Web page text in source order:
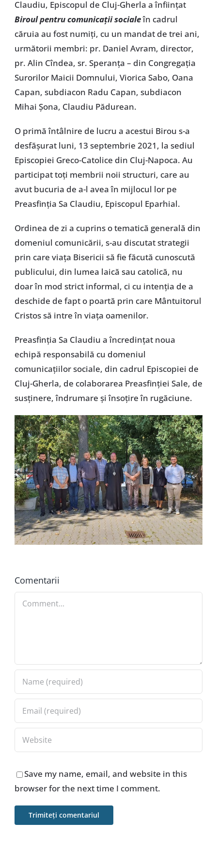
Claudiu, Episcopul de Cluj-Gherla a înființat
Biroul pentru comunicații socialeîn cadrul
căruia au fost numiți, cu un mandat de trei ani,
următorii membri: pr. Daniel Avram, director,
pr. Alin Cîndea, sr. Speranța – din Congregația
Surorilor Maicii Domnului, Viorica Sabo, Oana
Capan, subdiacon Radu Capan, subdiacon
Mihai Șona, Claudiu Pădurean.
O primă întâlnire de lucru a acestui Birou s-a
desfășurat luni, 13 septembrie 2021, la sediul
Episcopiei Greco-Catolice din Cluj-Napoca. Au
participat toți membrii noii structuri, care au
avut bucuria de a-l avea în mijlocul lor pe
Preasfinția Sa Claudiu, Episcopul Eparhial.
Ordinea de zi a cuprins o tematică generală din
domeniul comunicării, s-au discutat strategii
prin care viața Bisericii să fie făcută cunoscută
publicului, din lumea laică sau catolică, nu
doar în mod strict informal, ci cu intenția de a
deschide de fapt o poartă prin care Mântuitorul
Cristos să intre în viața oamenilor.
Preasfinția Sa Claudiu a încredințat noua
echipă responsabilă cu domeniul
comunicațiilor sociale, din cadrul Episcopiei de
Cluj-Gherla, de colaborarea Preasfinției Sale, de
susținere, îndrumare și însoțire în rugăciune.
Comentarii
Comment
Save my name, email, and website in this
browser for the next time I comment.